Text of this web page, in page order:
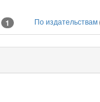
1 По издательствам